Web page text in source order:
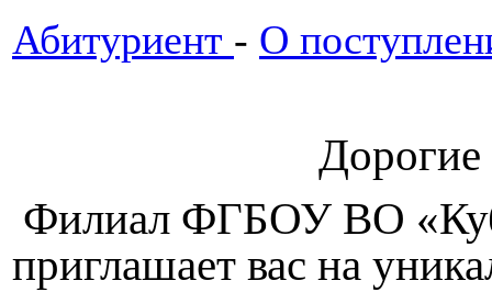
Абитуриент - О
Филиал ФГБОУ ВО
приглашает вас на